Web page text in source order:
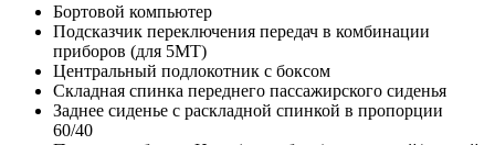
Бортовой компьютер
Подсказчик переключения передач в комбинации
приборов (для 5МТ)
Центральный подлокотник с боксом
Складная спинка переднего пассажирского сиденья
Заднее сиденье с раскладной спинкой в пропорции
60/40